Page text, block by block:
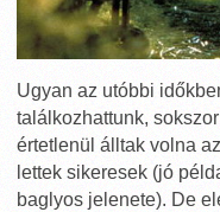
Ugyan az utóbbi
találkozhattunk,
értetlenül álltak volna
lettek sikeresek (jó
baglyos jelenete). De